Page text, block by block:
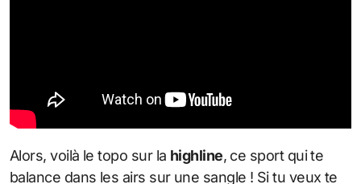
Alors, voilà le topo sur la highline, ce sport qui te
balance dans les airs sur une sangle ! Si tu veux te